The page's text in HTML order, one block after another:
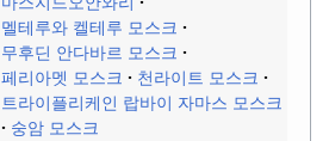
멜테루와 켈테루 모스크
무후딘 안다바르 모스크
페리아멧 모스크
천라이트 모스크
트라이플리케인 랍바이 자마스 모스크
숭암 모스크